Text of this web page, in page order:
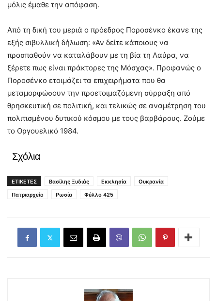
μόλις έμαθε την απόφαση.
Από τη δική του μεριά ο πρόεδρος Ποροσένκο έκανε της
εξής σιβυλλική δήλωση: «Αν δείτε κάποιους να
προσπαθούν να καταλάβουν με τη βία τη Λαύρα, να
ξέρετε πως είναι πράκτορες της Μόσχας». Προφανώς ο
Ποροσένκο ετοιμάζει τα επιχειρήματα που θα
μεταμορφώσουν την προετοιμαζόμενη σύρραξη από
θρησκευτική σε πολιτική, και τελικώς σε αναμέτρηση του
πολιτισμένου δυτικού κόσμου με τους βαρβάρους. Ζούμε
το Οργουελικό 1984.
Σχόλια
ΕΤΙΚΕΤΕΣ Βασίλης Ξυδιάς Εκκλησία
Ουκρανία
Πατριαρχείο
Ρωσία Φύλλο 425